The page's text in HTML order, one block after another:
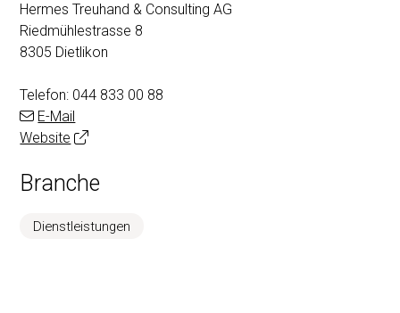
Hermes Treuhand & Consulting AG
Riedmühlestrasse 8
8305 Dietlikon
Telefon: 044 833 00 88
E-Mail
Website
Branche
Dienstleistungen